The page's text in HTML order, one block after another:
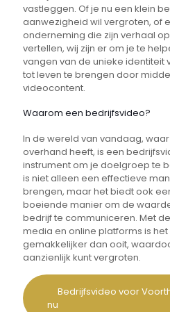
vastleggen. Of je nu een klein
aanwezigheid wil vergroten, of
onderneming die zijn verhaal
vertellen, wij zijn er om je te
vangen van de unieke identiteit
tot leven te brengen door
videocontent.
Waarom een bedrijfsvideo?
In de wereld van vandaag,
overhand heeft, is een
instrument om je doelgroep te
is niet alleen een effectieve
brengen, maar het biedt ook
boeiende manier om de
bedrijf te communiceren. Met
media en online platforms is
gemakkelijker dan ooit,
aanzienlijk kunt vergroten.
Bedrijfsvideo voor
nu